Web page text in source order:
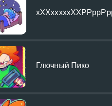
Глючный Пико